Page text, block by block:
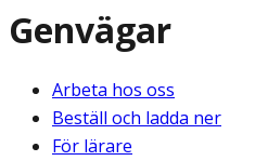
Genvägar
Arbeta hos oss
Beställ och ladda ner
För lärare